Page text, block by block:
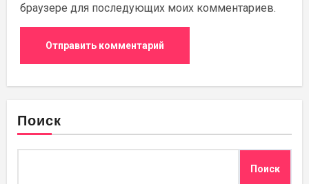
браузере для последующих моих комментариев.
Поиск
Поиск